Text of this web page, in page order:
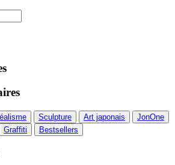
Sculpture Art japonais
JonOne
Graffiti Bestsellers